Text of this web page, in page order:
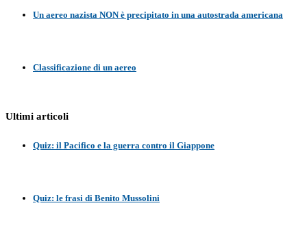
Un aereo nazista NON è precipitato in una autostrada americana
Classificazione di un aereo
Ultimi articoli
Quiz: il Pacifico e la guerra contro il Giappone
Quiz: le frasi di Benito Mussolini